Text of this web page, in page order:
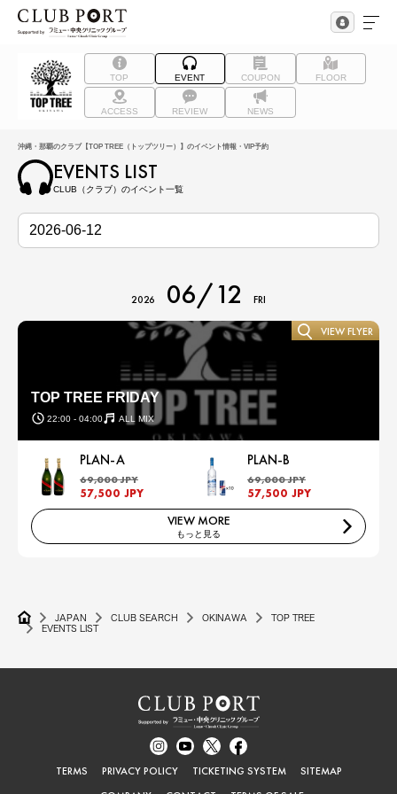
TOP EVENT COUPON FLOOR
ACCESS REVIEW NEWS
沖縄・那覇のクラブ【TOP TREE（トップツリー）】のイベント情報・VIP予約
EVENTS LIST
CLUB（クラブ）のイベント一覧
2026 06/12 FRI
TOP TREE FRIDAY
22:00 - 04:00 ALL MIX
VIEW FLYER
PLAN-A
69,000 JPY
57,500 JPY
PLAN-B
69,000 JPY
57,500 JPY
VIEW MORE
もっと見る
JAPAN CLUB SEARCH OKINAWA
TOP TREE
EVENTS LIST
TERMS PRIVACY POLICY TICKETING SYSTEM
SITEMAP